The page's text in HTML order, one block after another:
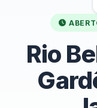
Rio